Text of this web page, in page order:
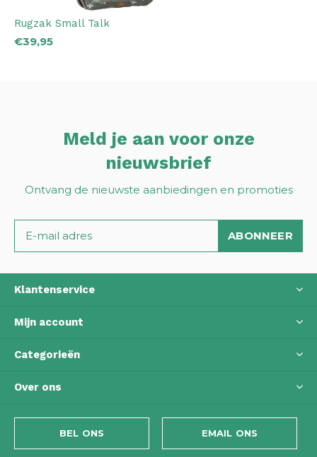
Rugzak Small Talk
€39,95
Meld je aan voor onze
nieuwsbrief
Ontvang de nieuwste aanbiedingen en promoties
ABONNEER
Klantenservice
Mijn account
Categorieën
Over ons
BEL ONS EMAIL ONS